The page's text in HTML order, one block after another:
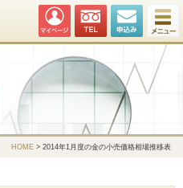
HOME > 2014年1月度の金の小売価格相場推移表